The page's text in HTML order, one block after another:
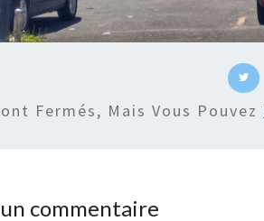
Fermés, Mais Vous Pouvez
commentaire